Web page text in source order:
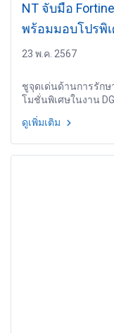
NT จับมือ
พร้อมมอบโปรพิเ
23 พ.ค. 2567
ชูจุดเด่นด้านการรัก
โมชั่นพิเศษในงาน
ดูเพิ่มเติม